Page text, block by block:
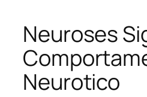
Neuroses
Neurotico